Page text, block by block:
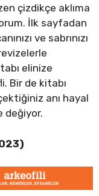
çizdikçe aklıma
İlk sayfadan
ve sabrınızı
elinize
Bir de kitabı
anı hayal
değiyor.